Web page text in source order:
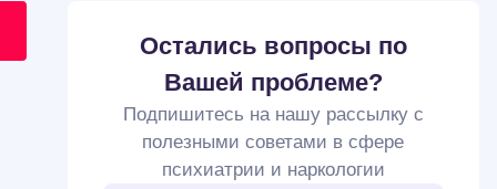
Остались вопросы по
Вашей проблеме?
Подпишитесь на нашу рассылку с
полезными советами в сфере
психиатрии и наркологии